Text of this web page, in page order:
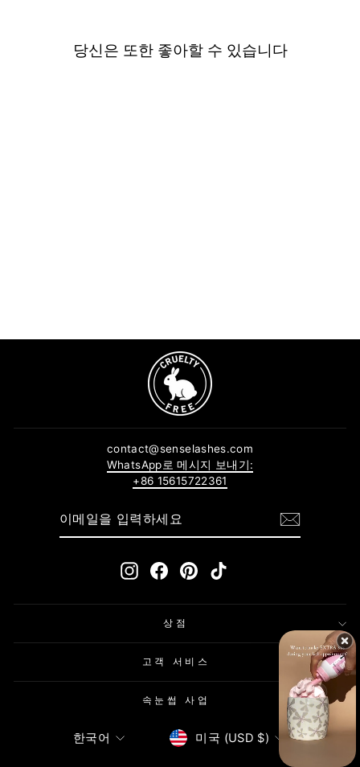
당신은 또한 좋아할 수 있습니다
contact@senselashes.com
WhatsApp로 메시지 보내기:
+86 15615722361
InstagramFacebookPinterest
상점
고객 서비스
속눈썹 사업
언
한국어
통
미국 (USD $)